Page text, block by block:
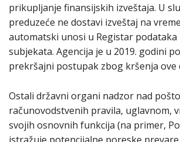
prikupljanje finansijskih izveštaja. U
preduzeće ne dostavi izveštaj na
automatski unosi u Registar
subjekata. Agencija je u 2019. godini
prekršajni postupak zbog kršenja ove
Ostali državni organi nadzor nad
računovodstvenih pravila, uglavnom,
svojih osnovnih funkcija (na primer,
istražuje potencijalne poreske